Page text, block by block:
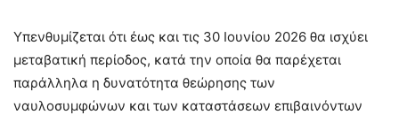
Υπενθυμίζεται ότι έως και τις 30 Ιουνίου 2026 θα ισχύει
μεταβατική περίοδος, κατά την οποία θα παρέχεται
παράλληλα η δυνατότητα θεώρησης των
ναυλοσυμφώνων και των καταστάσεων επιβαινόντων